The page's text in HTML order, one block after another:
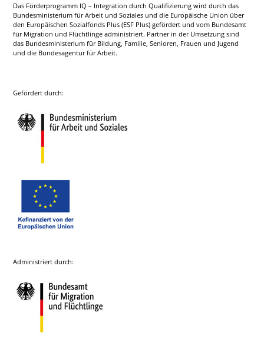
Das Förderprogramm IQ – Integration durch Qualifizierung wird durch das
Bundesministerium für Arbeit und Soziales und die Europäische Union über
den Europäischen Sozialfonds Plus (ESF Plus) gefördert und vom Bundesamt
für Migration und Flüchtlinge administriert. Partner in der Umsetzung sind
das Bundesministerium für Bildung, Familie, Senioren, Frauen und Jugend
und die Bundesagentur für Arbeit.
Gefördert durch:
Administriert durch: